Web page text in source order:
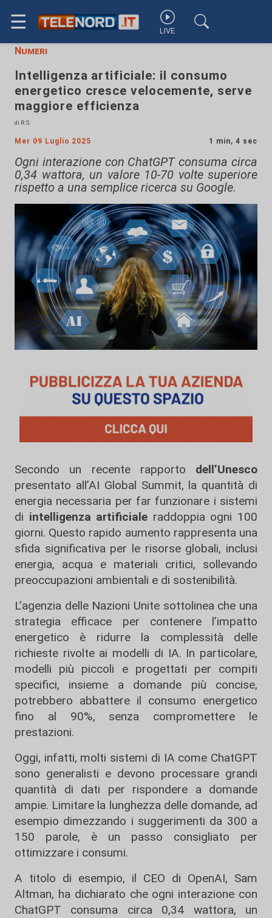
☰ LIVE
Numeri
Intelligenza artificiale: il consumo
energetico cresce velocemente, serve
maggiore efficienza
di R.S.
Mer 09 Luglio 2025 1 min, 4 sec
Ogni interazione con ChatGPT consuma circa
0,34 wattora, un valore 10-70 volte superiore
rispetto a una semplice ricerca su Google.
Secondo un recente rapporto dell’Unesco
presentato all’AI Global Summit, la quantità di
energia necessaria per far funzionare i sistemi
di intelligenza artificiale raddoppia ogni 100
giorni. Questo rapido aumento rappresenta una
sfida significativa per le risorse globali, inclusi
energia, acqua e materiali critici, sollevando
preoccupazioni ambientali e di sostenibilità.
L’agenzia delle Nazioni Unite sottolinea che una
strategia efficace per contenere l’impatto
energetico è ridurre la complessità delle
richieste rivolte ai modelli di IA. In particolare,
modelli più piccoli e progettati per compiti
specifici, insieme a domande più concise,
potrebbero abbattere il consumo energetico
fino al 90%, senza compromettere le
prestazioni.
Oggi, infatti, molti sistemi di IA come ChatGPT
sono generalisti e devono processare grandi
quantità di dati per rispondere a domande
ampie. Limitare la lunghezza delle domande, ad
esempio dimezzando i suggerimenti da 300 a
150 parole, è un passo consigliato per
ottimizzare i consumi.
A titolo di esempio, il CEO di OpenAI, Sam
Altman, ha dichiarato che ogni interazione con
ChatGPT consuma circa 0,34 wattora, un